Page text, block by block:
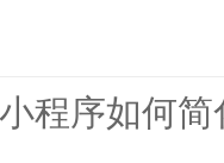
程序如何